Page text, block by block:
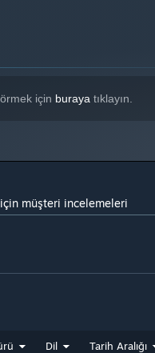
için buraya tıklayın.
müşteri incelemeleri
Dil Tarih Aralığı